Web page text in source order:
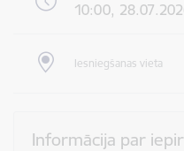
10:00,
Iesniegšanas vieta
Informācija par